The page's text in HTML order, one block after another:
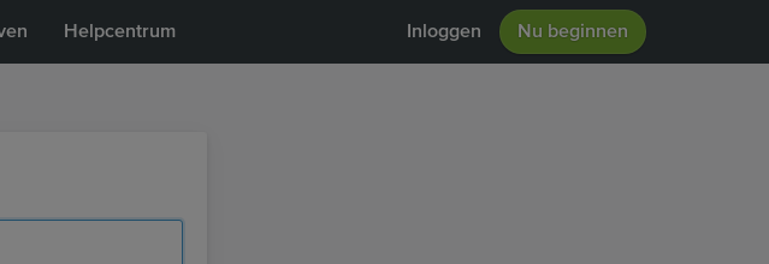
Helpcentrum Inloggen Nu beginnen